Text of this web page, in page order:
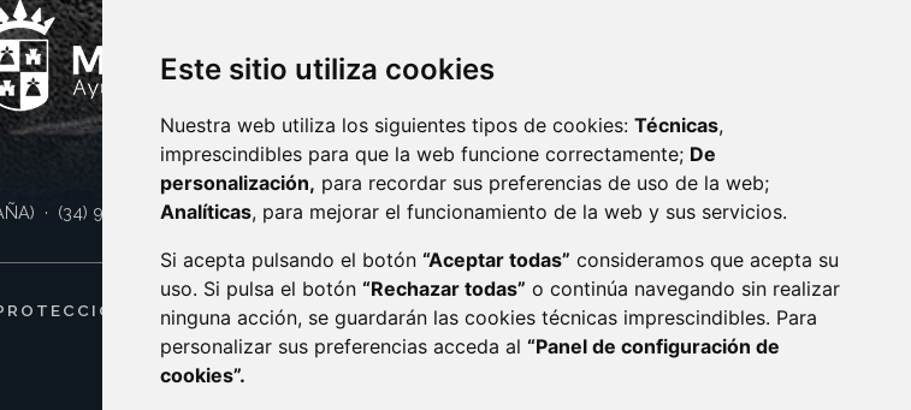
Este sitio utiliza cookies
Nuestra web utiliza los siguientes tipos de cookies: Técnicas,
imprescindibles para que la web funcione correctamente; De
personalización, para recordar sus preferencias de uso de la web;
Analíticas, para mejorar el funcionamiento de la web y sus servicios.
Si acepta pulsando el botón “Aceptar todas” consideramos que acepta su
uso. Si pulsa el botón “Rechazar todas” o continúa navegando sin realizar
ninguna acción, se guardarán las cookies técnicas imprescindibles. Para
personalizar sus preferencias acceda al “Panel de configuración de
cookies”.
· (34) 974 400 700 ·sac@monzon.es monzon.es
DE DATOS POLÍTICA DE COOKIES
ACCESIBILIDAD